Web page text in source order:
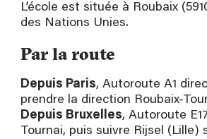
L’école est située à Roubaix
des Nations Unies.
Par la route
Depuis Paris, Autoroute A1
prendre la direction Roubaix-
Depuis Bruxelles, Autoroute
Tournai, puis suivre Rijsel (Lille)